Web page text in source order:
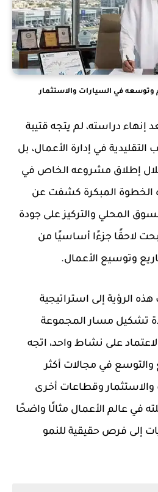
وتوسعه في السيارات والاستثمار
إنهاء دراسته، لم يتجه قتيبة
التقليدية في إدارة الأعمال، بل
إطلاق مشروعه الخاص في
الخطوة المبكرة كشفت عن
المحلي والتركيز على جودة
لاحقًا جزءًا أساسيًا من
وتوسيع الأعمال.
الرؤية إلى استراتيجية
تشكيل مسار المجموعة
على نشاط واحد، اتجه
والتوسع في مجالات أكثر
والاستثمار وقطاعات أخرى
في عالم الأعمال مثالًا واضحًا
إلى فرص حقيقية للنمو